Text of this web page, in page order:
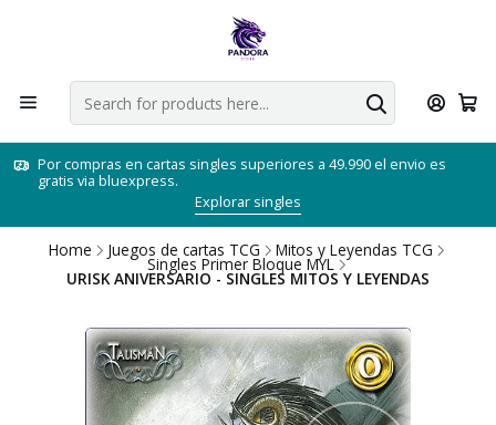
Por compras en cartas singles superiores a 49.990 el envio es
gratis via bluexpress.
Explorar singles
Home Juegos de cartas TCG Mitos y Leyendas TCG
Singles Primer Bloque MYL
URISK ANIVERSARIO - SINGLES MITOS Y LEYENDAS